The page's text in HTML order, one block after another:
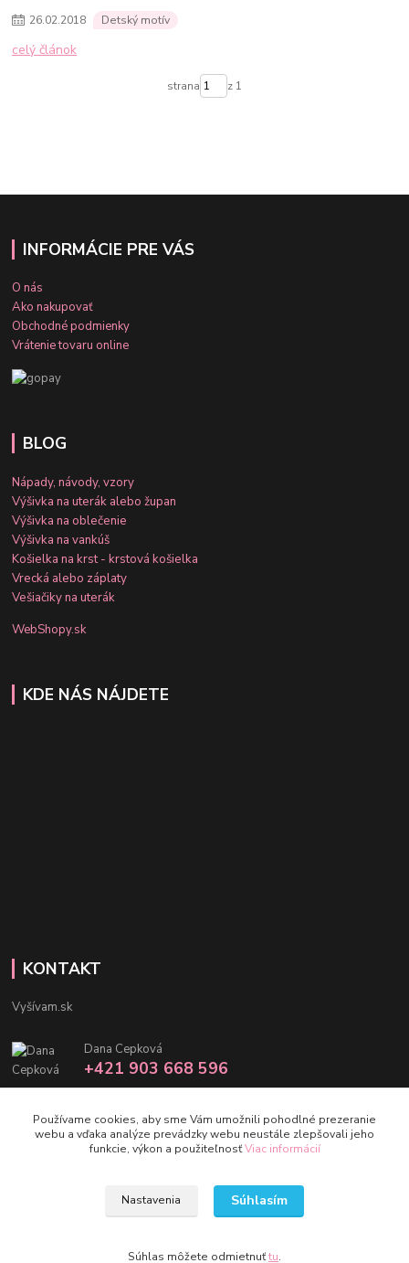
26.02.2018 Detský motív
celý článok
strana z 1
INFORMÁCIE PRE VÁS
O nás
Ako nakupovať
Obchodné podmienky
Vrátenie tovaru online
BLOG
Nápady, návody, vzory
Výšivka na uterák alebo župan
Výšivka na oblečenie
Výšivka na vankúš
Košielka na krst - krstová košielka
Vrecká alebo záplaty
Vešiačiky na uterák
WebShopy.sk
KDE NÁS NÁJDETE
KONTAKT
Vyšívam.sk
Dana Cepková
+421 903 668 596
Vytvorené na
Eshop-rychlo.sk
Používame cookies, aby sme Vám umožnili pohodlné prezeranie
webu a vďaka analýze prevádzky webu neustále zlepšovali jeho
funkcie, výkon a použiteľnosťViac informácií
Nastavenia Súhlasím
Súhlas môžete odmietnuťtu.